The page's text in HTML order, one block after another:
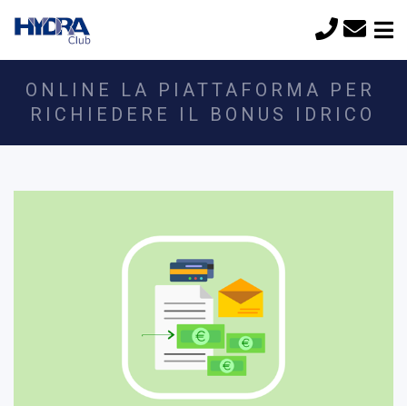
ONLINE LA PIATTAFORMA PER
RICHIEDERE IL BONUS IDRICO